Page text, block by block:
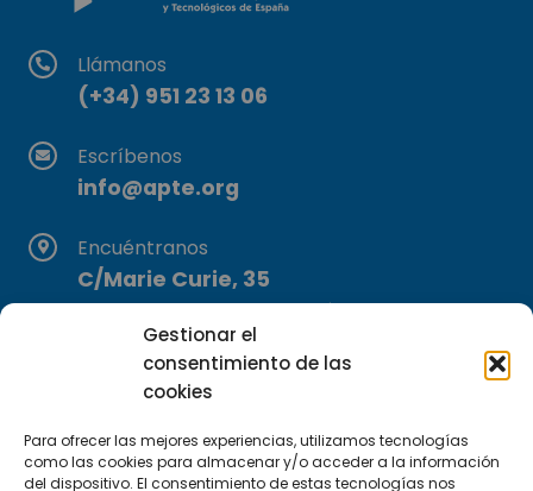
Gestionar el
consentimiento de las
cookies
Para ofrecer las mejores experiencias, utilizamos tecnologías
como las cookies para almacenar y/o acceder a la información
del dispositivo. El consentimiento de estas tecnologías nos
Llámanos
(+34) 951 23 13 06
Escríbenos
info@apte.org
Encuéntranos
C/Marie Curie, 35
29590 Campanillas, Málaga